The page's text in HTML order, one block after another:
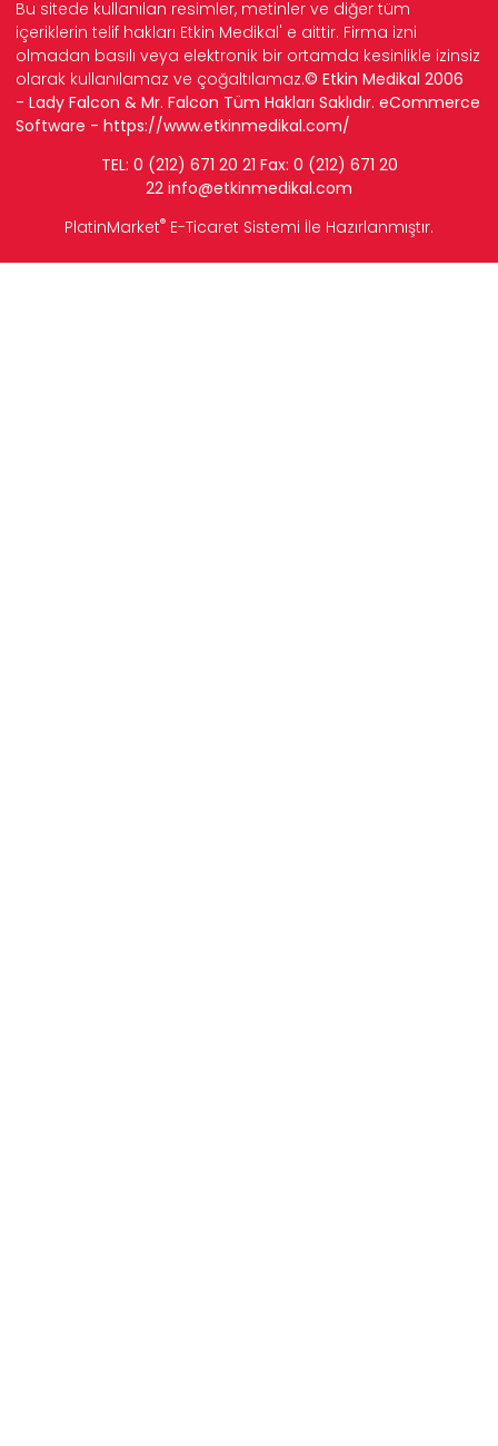
Bu sitede kullanılan resimler, metinler ve diğer tüm
içeriklerin telif hakları Etkin Medikal' e aittir. Firma izni
olmadan basılı veya elektronik bir ortamda kesinlikle izinsiz
olarak kullanılamaz ve çoğaltılamaz.© Etkin Medikal 2006
- Lady Falcon & Mr. Falcon Tüm Hakları Saklıdır. eCommerce
Software - https://www.etkinmedikal.com/
TEL: 0 (212) 671 20 21 Fax: 0 (212) 671 20
22 info@etkinmedikal.com
PlatinMarket® E-Ticaret Sistemi İle Hazırlanmıştır.